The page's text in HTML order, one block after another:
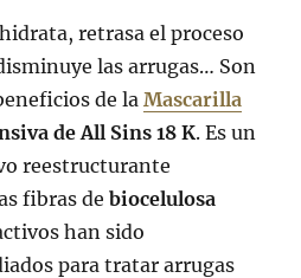
retrasa el proceso
las arrugas… Son
de laMascarilla
de All Sins 18 K. Es un
reestructurante
fibras debiocelulosa
han sido
para tratar arrugas